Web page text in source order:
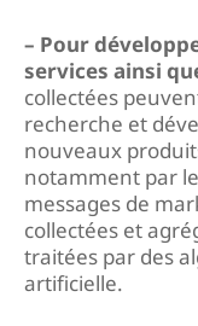
– Pour
services ainsi
collectées
recherche et
nouveaux
notamment par
messages de
collectées et
traitées par des
artificielle.